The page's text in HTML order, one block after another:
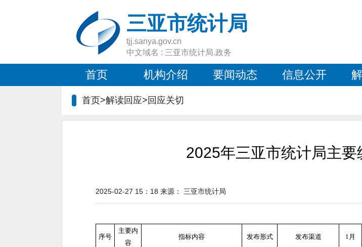
三亚市统计局
tjj.sanya.gov.cn
中文域名 : 三亚市统计局.政务
首页 机构介绍 要闻动态 信息公开
首页>解读回应> 回应关切
2025年三亚市统计局主
2025-02-27 15：18 来源： 三亚市统计局
序号
主要内
容
指标内容 发布形式 发布渠道 1月